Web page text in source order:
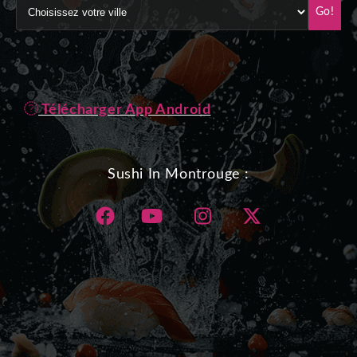
Go!
Télécharger App Android
Sushi In Montrouge :